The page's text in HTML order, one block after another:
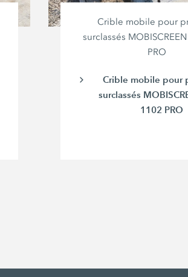
Crible mobile pour
surclassés
PRO
Crible mobile pour
surclassés
1102 PRO